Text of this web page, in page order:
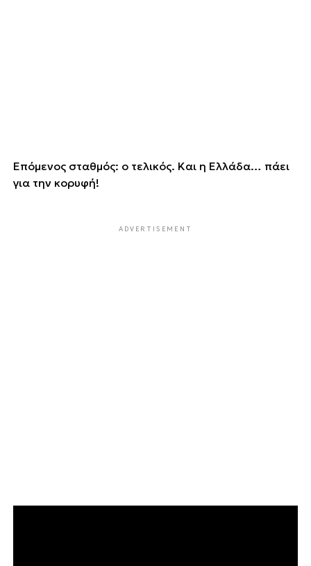
Επόμενος σταθμός: ο τελικός. Και η Ελλάδα… πάει
για την κορυφή!
ADVERTISEMENT